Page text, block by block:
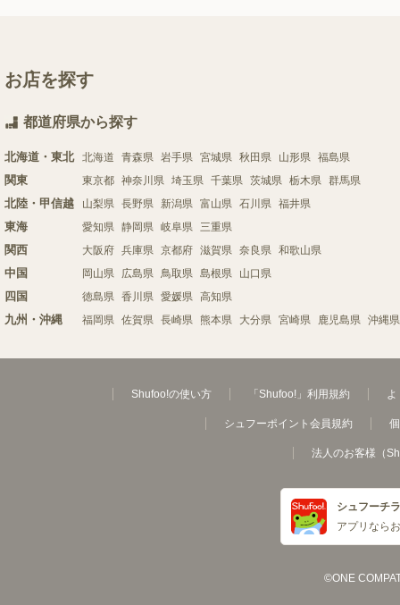
お店を探す
都道府県から探す
北海道・東北 北海道 青森県 岩手県 宮城県 秋田県 山形県 福島県
関東 東京都 神奈川県 埼玉県 千葉県 茨城県 栃木県 群馬県
北陸・甲信越 山梨県 長野県 新潟県 富山県 石川県 福井県
東海 愛知県 静岡県 岐阜県 三重県
関西 大阪府 兵庫県 京都府 滋賀県 奈良県 和歌山県
中国 岡山県 広島県 鳥取県 島根県 山口県
四国 徳島県 香川県 愛媛県 高知県
九州・沖縄 福岡県 佐賀県 長崎県 熊本県 大分県 宮崎県 鹿児島県 沖縄県
Shufoo!の使い方 「Shufoo!」利用規約 よ
シュフーポイント会員規約
法人のお客様（
シュフーチ
アプリなら
©ONE